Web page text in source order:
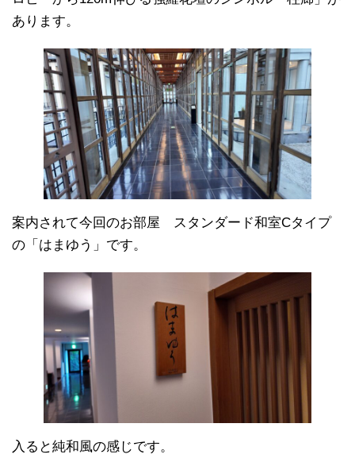
あります。
案内されて今回のお部屋 スタンダード和室Cタイプ
の「はまゆう」です。
入ると純和風の感じです。